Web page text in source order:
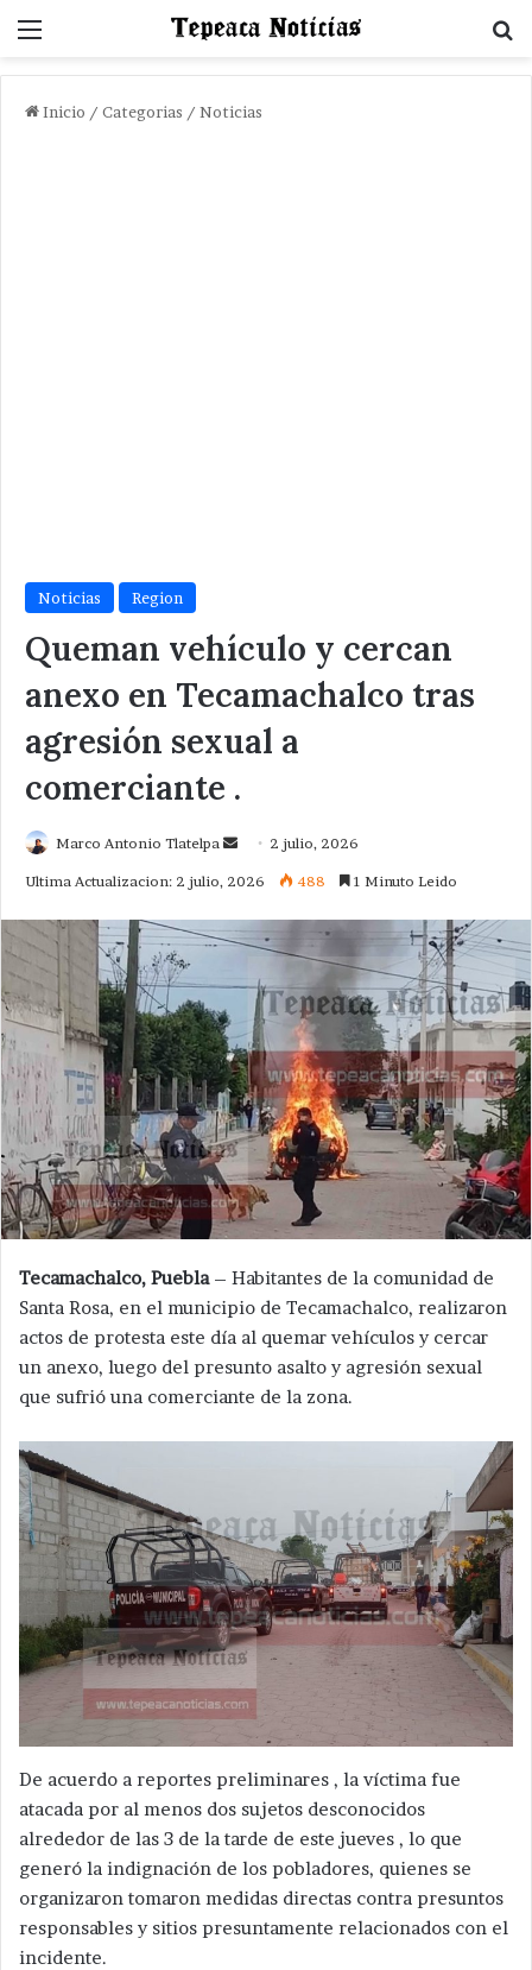
Menu
Inicio / Categorias / Noticias
Noticias Region
Queman vehículo y cercan
anexo en Tecamachalco tras
agresión sexual a
comerciante .
Marco Antonio Tlatelpa
Send 2 julio, 2026
Ultima Actualizacion: 2 julio, 2026 488 1 Minuto Leido
Tecamachalco, Puebla– Habitantes de la comunidad de
Santa Rosa, en el municipio de Tecamachalco, realizaron
actos de protesta este día al quemar vehículos y cercar
un anexo, luego del presunto asalto y agresión sexual
que sufrió una comerciante de la zona.
De acuerdo a reportes preliminares , la víctima fue
atacada por al menos dos sujetos desconocidos
alrededor de las 3 de la tarde de este jueves , lo que
generó la indignación de los pobladores, quienes se
organizaron tomaron medidas directas contra presuntos
responsables y sitios presuntamente relacionados con el
incidente.